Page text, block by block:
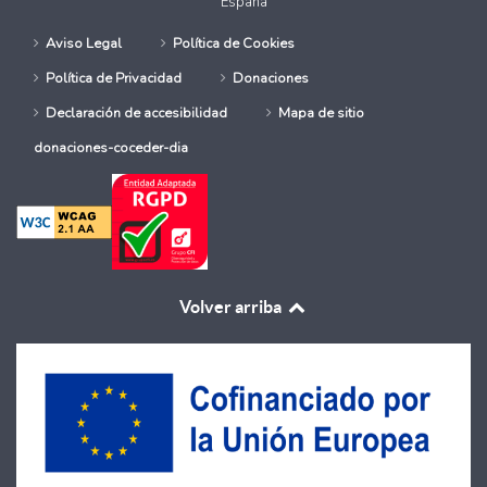
Aviso Legal
Política de Cookies
Política de Privacidad
Donaciones
Declaración de accesibilidad
Mapa de sitio
donaciones-coceder-dia
Volver arriba